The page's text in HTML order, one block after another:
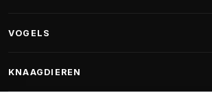
Fantail hondenmanden
Krabpalen voor Maine Coon
VOGELS
Vogelvoer binnenvogels
KNAAGDIEREN